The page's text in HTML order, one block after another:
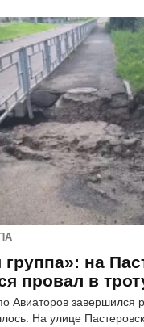
на
провал в
Авиаторов завершился
На улице